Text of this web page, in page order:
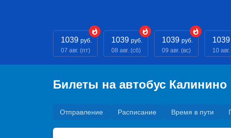
1039 руб.
07 авг. (пт)
1039 руб.
08 авг. (сб)
1039 руб.
09 авг. (вс)
1039
10
Билеты на автобус
Отправление Расписание Время в пути